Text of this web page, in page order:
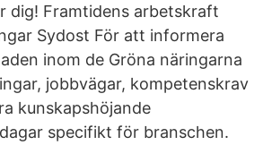
dig! Framtidens arbetskraft
Sydost För att informera
inom de Gröna näringarna
jobbvägar, kompetenskrav
kunskapshöjande
specifikt för branschen.